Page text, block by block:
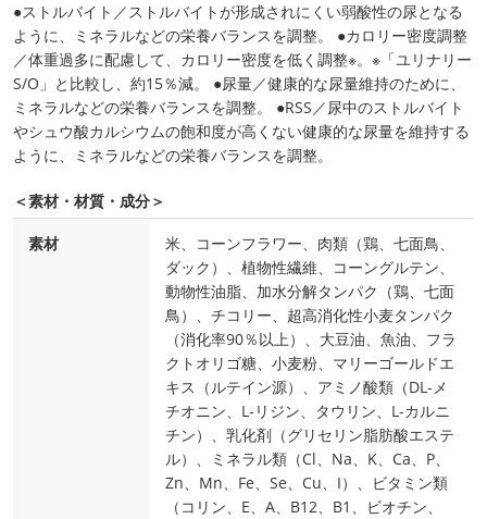
●ストルバイト／ストルバイトが形成されにくい弱酸性の尿となる
ように、ミネラルなどの栄養バランスを調整。 ●カロリー密度調整
／体重過多に配慮して、カロリー密度を低く調整※。※「ユリナリー
S/O」と比較し、約15％減。 ●尿量／健康的な尿量維持のために、
ミネラルなどの栄養バランスを調整。 ●RSS／尿中のストルバイト
やシュウ酸カルシウムの飽和度が高くない健康的な尿量を維持する
ように、ミネラルなどの栄養バランスを調整。
＜素材・材質・成分＞
素材
米、コーンフラワー、肉類（鶏、七面鳥、
ダック）、植物性繊維、コーングルテン、
動物性油脂、加水分解タンパク（鶏、七面
鳥）、チコリー、超高消化性小麦タンパク
（消化率90％以上）、大豆油、魚油、フラ
クトオリゴ糖、小麦粉、マリーゴールドエ
キス（ルテイン源）、アミノ酸類（DL‐メ
チオニン、L‐リジン、タウリン、L‐カルニ
チン）、乳化剤（グリセリン脂肪酸エステ
ル）、ミネラル類（Cl、Na、K、Ca、P、
Zn、Mn、Fe、Se、Cu、I）、ビタミン類
（コリン、E、A、B12、B1、ビオチン、